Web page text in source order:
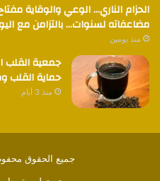
الحزام الناري… الوعي والوقاية
مضاعفاته لسنوات… بالتزامن مع
منذ يومين
جمعية القلب
حماية القلب
منذ 3 أيام
جميع الحقوق